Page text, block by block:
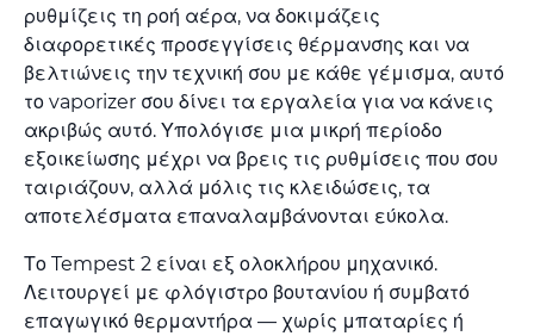
ρυθμίζεις τη ροή αέρα, να δοκιμάζεις
διαφορετικές προσεγγίσεις θέρμανσης και να
βελτιώνεις την τεχνική σου με κάθε γέμισμα, αυτό
το vaporizer σου δίνει τα εργαλεία για να κάνεις
ακριβώς αυτό. Υπολόγισε μια μικρή περίοδο
εξοικείωσης μέχρι να βρεις τις ρυθμίσεις που σου
ταιριάζουν, αλλά μόλις τις κλειδώσεις, τα
αποτελέσματα επαναλαμβάνονται εύκολα.
Το Tempest 2 είναι εξ ολοκλήρου μηχανικό.
Λειτουργεί με φλόγιστρο βουτανίου ή συμβατό
επαγωγικό θερμαντήρα — χωρίς μπαταρίες ή